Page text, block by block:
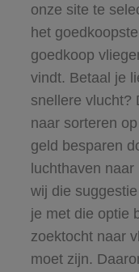
onze site te
het
goedkoop
vindt. Betaal je
snellere vlucht?
naar sorteren
geld besparen
luchthaven
wij die
je met die optie
zoektocht naar
moet zijn.